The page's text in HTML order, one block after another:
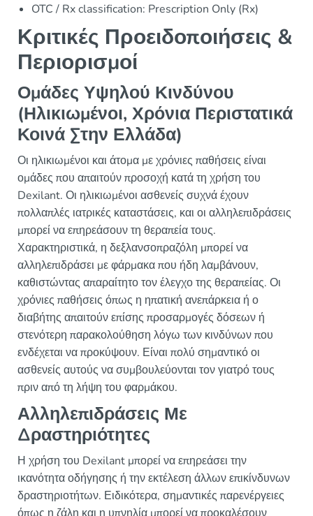
OTC / Rx classification: Prescription Only (Rx)
Κριτικές Προειδοποιήσεις &
Περιορισμοί
Ομάδες Υψηλού Κινδύνου
(Ηλικιωμένοι, Χρόνια Περιστατικά
Κοινά Στην Ελλάδα)
Οι ηλικιωμένοι και άτομα με χρόνιες παθήσεις είναι
ομάδες που απαιτούν προσοχή κατά τη χρήση του
Dexilant. Οι ηλικιωμένοι ασθενείς συχνά έχουν
πολλαπλές ιατρικές καταστάσεις, και οι αλληλεπιδράσεις
μπορεί να επηρεάσουν τη θεραπεία τους.
Χαρακτηριστικά, η δεξλανσοπραζόλη μπορεί να
αλληλεπιδράσει με φάρμακα που ήδη λαμβάνουν,
καθιστώντας απαραίτητο τον έλεγχο της θεραπείας. Οι
χρόνιες παθήσεις όπως η ηπατική ανεπάρκεια ή ο
διαβήτης απαιτούν επίσης προσαρμογές δόσεων ή
στενότερη παρακολούθηση λόγω των κινδύνων που
ενδέχεται να προκύψουν. Είναι πολύ σημαντικό οι
ασθενείς αυτούς να συμβουλεύονται τον γιατρό τους
πριν από τη λήψη του φαρμάκου.
Αλληλεπιδράσεις Με
Δραστηριότητες
Η χρήση του Dexilant μπορεί να επηρεάσει την
ικανότητα οδήγησης ή την εκτέλεση άλλων επικίνδυνων
δραστηριοτήτων. Ειδικότερα, σημαντικές παρενέργειες